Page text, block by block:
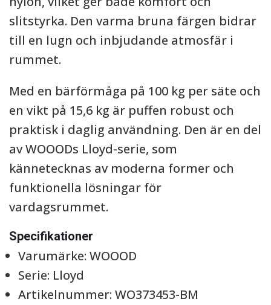
slitstyrka. Den varma bruna färgen bidrar
till en lugn och inbjudande atmosfär i
rummet.
Med en bärförmåga på 100 kg per säte och
en vikt på 15,6 kg är puffen robust och
praktisk i daglig användning. Den är en del
av WOOODs Lloyd-serie, som
kännetecknas av moderna former och
funktionella lösningar för
vardagsrummet.
Specifikationer
Varumärke: WOOOD
Serie: Lloyd
Artikelnummer: WO373453-BM